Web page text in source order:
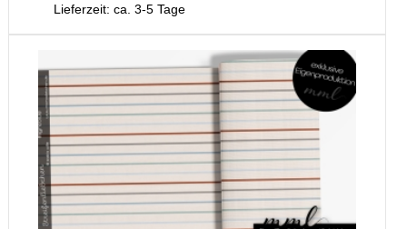
Lieferzeit: ca. 3-5 Tage